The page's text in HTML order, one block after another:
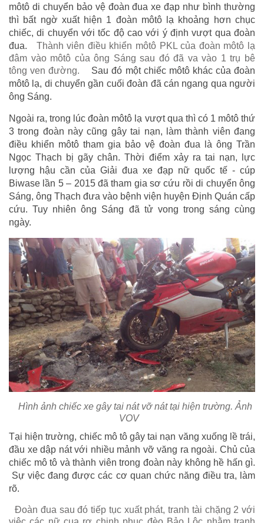
môtô di chuyển bảo vệ đoàn đua xe đạp như bình thường
thì bất ngờ xuất hiện 1 đoàn môtô lạ khoảng hơn chục
chiếc, di chuyển với tốc độ cao với ý định vượt qua đoàn
đua.
Thành viên điều khiển môtô PKL của đoàn môtô lạ
đâm vào môtô của ông Sáng sau đó đã va vào 1 trụ bê
tông ven đường.
Sau đó một chiếc môtô khác của đoàn
môtô lạ, di chuyển gần cuối đoàn đã cán ngang qua người
ông Sáng.
Ngoài ra, trong lúc đoàn môtô lạ vượt qua thì có 1 môtô thứ
3 trong đoàn này cũng gây tai nạn, làm thành viên đang
điều khiển môtô tham gia bảo vệ đoàn đua là ông Trần
Ngọc Thạch bị gãy chân. Thời điểm xảy ra tai nạn, lực
lượng hậu cần của Giải đua xe đạp nữ quốc tế - cúp
Biwase lần 5 – 2015 đã tham gia sơ cứu rồi di chuyển ông
Sáng, ông Thạch đưa vào bệnh viện huyện Định Quán cấp
cứu. Tuy nhiên ông Sáng đã tử vong trong sáng cùng
ngày.
Hình ảnh chiếc xe gây tai nát vỡ nát tại hiện trường. Ảnh
VOV
Tại hiện trường, chiếc mô tô gây tai nạn văng xuống lề trái,
đầu xe dập nát với nhiều mảnh vỡ văng ra ngoài. Chủ của
chiếc mô tô và thành viên trong đoàn này không hề hấn gì.
Sự việc đang được các cơ quan chức năng điều tra, làm
rõ.
Đoàn đua sau đó tiếp tục xuất phát, tranh tài chặng 2 với